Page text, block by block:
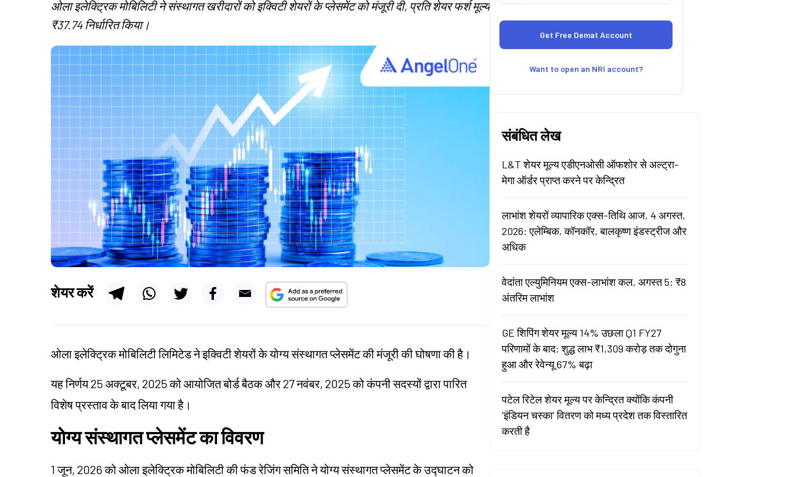
ओला इलेक्ट्रिक मोबिलिटी ने संस्थागत खरीदारों को इक्विटी शेयरों के प्लेसमेंट को मंजूरी दी, प्रति शेयर फर्श मूल्य
₹37.74 निर्धारित किया।
शेयर करें
ओला इलेक्ट्रिक मोबिलिटी लिमिटेड ने इक्विटी शेयरों के योग्य संस्थागत प्लेसमेंट की मंजूरी की घोषणा की है।
यह निर्णय 25 अक्टूबर, 2025 को आयोजित बोर्ड बैठक और 27 नवंबर, 2025 को कंपनी सदस्यों द्वारा पारित
विशेष प्रस्ताव के बाद लिया गया है।
योग्य संस्थागत प्लेसमेंट का विवरण
1 जून, 2026 को ओला इलेक्ट्रिक मोबिलिटी की फंड रेजिंग समिति ने योग्य संस्थागत प्लेसमेंट के उद्घाटन को
Want to open an NRI account?
संबंधित लेख
L&T शेयर मूल्य एडीएनओसी ऑफशोर से अल्ट्रा-
मेगा ऑर्डर प्राप्त करने पर केन्द्रित
लाभांश शेयरों व्यापारिक एक्स-तिथि आज, 4 अगस्त,
2026: एलेम्बिक, कॉनकॉर, बालकृष्ण इंडस्ट्रीज और
अधिक
वेदांता एल्युमिनियम एक्स-लाभांश कल, अगस्त 5: ₹8
अंतरिम लाभांश
GE शिपिंग शेयर मूल्य 14% उछला Q1 FY27
परिणामों के बाद: शुद्ध लाभ ₹1,309 करोड़ तक दोगुना
हुआ और रेवेन्यू 67% बढ़ा
पटेल रिटेल शेयर मूल्य पर केन्द्रित क्योंकि कंपनी
'इंडियन चस्का' वितरण को मध्य प्रदेश तक विस्तारित
करती है